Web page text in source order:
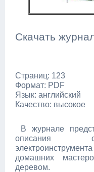
Скачать
Страниц: 123
Формат: PDF
Язык: английский
Качество: высокое
В журнале
описания
домашних
деревом.